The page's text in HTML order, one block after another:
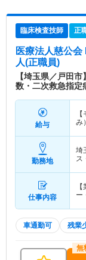
臨床検査技師 正
医療法人慈公
人(正職員)
【埼玉県／戸田
数・二次救急指定
給与
み
勤務地
埼
ス
仕事内容
ー
車通勤可 残業